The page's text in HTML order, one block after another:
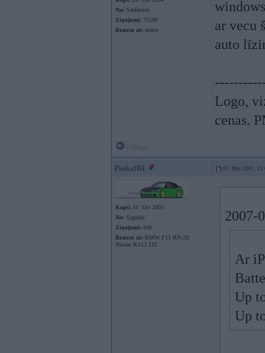
No: Saulkrasti
Ziņojumi: 71589
Braucu ar: metro
ar vecu
auto
Logo,
cenas.
PinkaDH 07. May 2007,
Kopš: 31. Oct 2005
No: Sigulda
Ziņojumi: 846
Braucu ar: BMW F11 RN-20;
Nissan RS13 1JZ
2007-
Ar
Up
Up